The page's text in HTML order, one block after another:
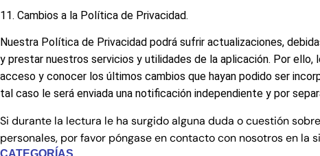
11. Cambios a la Política de Privacidad.
Nuestra Política de Privacidad podrá sufrir actualizaciones,
y prestar nuestros servicios y utilidades de la aplicación. Por
acceso y conocer los últimos cambios que hayan podido ser
tal caso le será enviada una notificación independiente y por
Si durante la lectura le ha surgido alguna duda o cuestión
personales, por favor póngase en contacto con nosotros en
CATEGORÍAS